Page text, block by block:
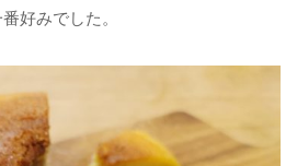
好みでした。